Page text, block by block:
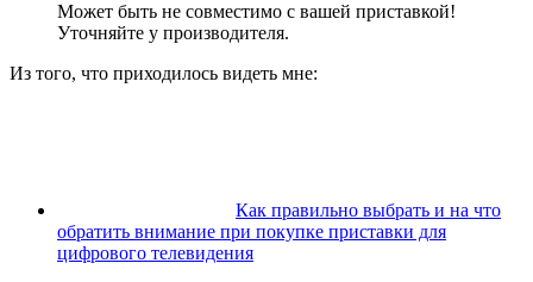
Может быть не совместимо с вашей приставкой!
Уточняйте у производителя.
Из того, что приходилось видеть мне:
Как правильно выбрать и на что
обратить внимание при покупке приставки для
цифрового телевидения